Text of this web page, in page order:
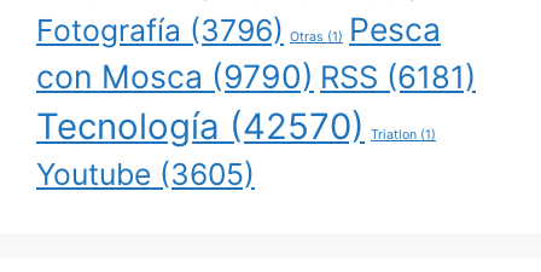
Fotografía (3796) Otras (1)
Pesca
con Mosca (9790) RSS (6181)
Tecnología (42570) Triatlon (1)
Youtube (3605)